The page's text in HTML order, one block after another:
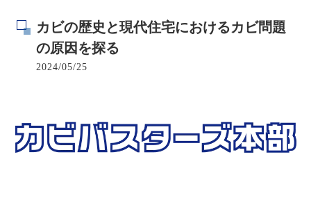
カビの歴史と現代住宅におけるカビ問題
の原因を探る
2024/05/25